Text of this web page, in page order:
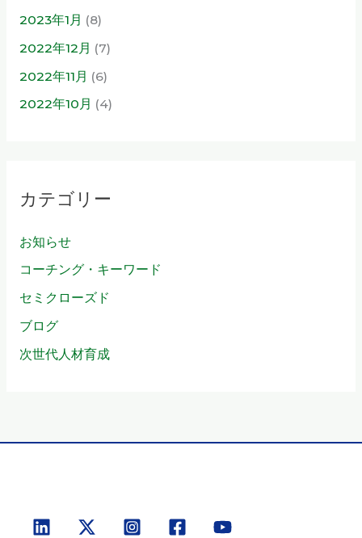
2023年1月 (8)
2022年12月 (7)
2022年11月 (6)
2022年10月 (4)
カテゴリー
お知らせ
コーチング・キーワード
セミクローズド
ブログ
次世代人材育成